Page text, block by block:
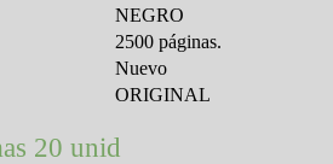
NEGRO
2500 páginas.
Nuevo
ORIGINAL
20 unid